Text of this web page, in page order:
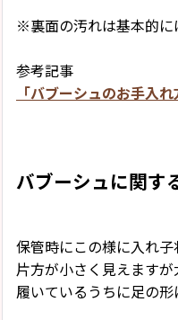
※裏面の汚れは基本的に
参考記事
「バブーシュのお手入れ
バブーシュに関す
保管時にこの様に入れ子
片方が小さく見えますが
履いているうちに足の形